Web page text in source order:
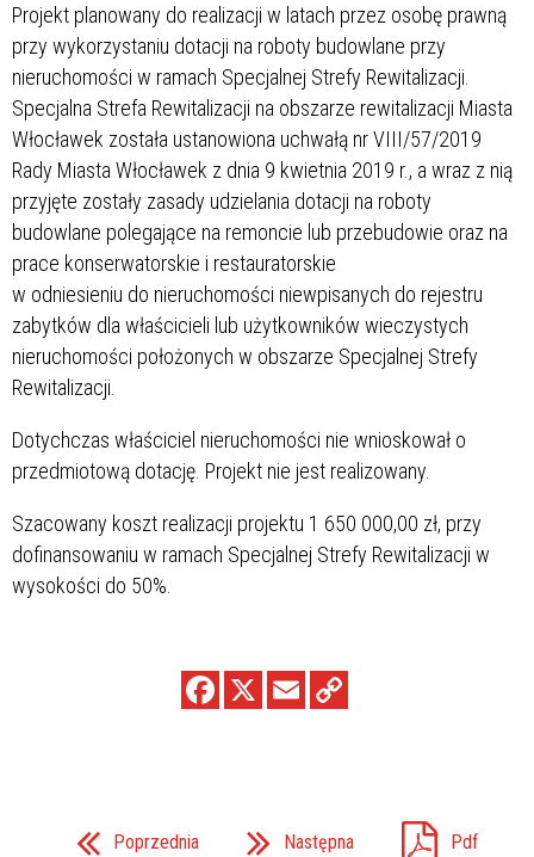
Projekt planowany do realizacji w latach przez osobę prawną
przy wykorzystaniu dotacji na roboty budowlane przy
nieruchomości w ramach Specjalnej Strefy Rewitalizacji.
Specjalna Strefa Rewitalizacji na obszarze rewitalizacji Miasta
Włocławek została ustanowiona uchwałą nr VIII/57/2019
Rady Miasta Włocławek z dnia 9 kwietnia 2019 r., a wraz z nią
przyjęte zostały zasady udzielania dotacji na roboty
budowlane polegające na remoncie lub przebudowie oraz na
prace konserwatorskie i restauratorskie
w odniesieniu do nieruchomości niewpisanych do rejestru
zabytków dla właścicieli lub użytkowników wieczystych
nieruchomości położonych w obszarze Specjalnej Strefy
Rewitalizacji.
Dotychczas właściciel nieruchomości nie wnioskował o
przedmiotową dotację. Projekt nie jest realizowany.
Szacowany koszt realizacji projektu 1 650 000,00 zł, przy
dofinansowaniu w ramach Specjalnej Strefy Rewitalizacji w
wysokości do 50%.
Poprzednia Następna Pdf